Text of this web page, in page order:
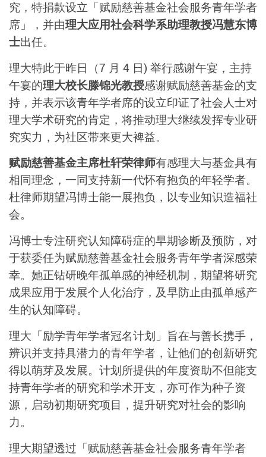
究，特捐款设立「赋励慈善基金社会服务青年学者
席」，并由理大应用社会科学系助理教授冯慧东博
士出任。
理大特此于昨日（7 月 4 日) 举行感谢午宴，主持
午宴的理大校长滕锦光教授感谢赋励慈善基金的支
持，并表示该青年学者席的设立印证了社会人士对
理大学术研究的肯定，将推动理大继续发挥专业研
究实力，为社区带来更大裨益。
赋励慈善基金主席杜轩荣律师有感理大与基金具有
相同理念，一同支持新一代怀有抱负的年轻学者。
杜律师期望冯博士能一展抱负，以专业知识造福社
会。
冯博士专注研究认知障碍症的早期诊断及预防，对
于获委任为赋励慈善基金社会服务青年学者深感荣
幸。她正钻研晚年孤单感的神经机制，期望将研究
成果应用于发展个人化治疗，及早防止由孤单感产
生的认知障碍。
理大「励学青年学者冠名计划」旨在与善长携手，
辨识并支持具潜力的青年学者，让他们的创新研究
得以萌芽及发展。计划所提供的年度资助不但能支
持青年学者的研究和学术开支，亦可作为种子资
源，启动初期研究项目，提升研究对社会的影响
力。
理大期望透过「赋励慈善基金社会服务青年学者